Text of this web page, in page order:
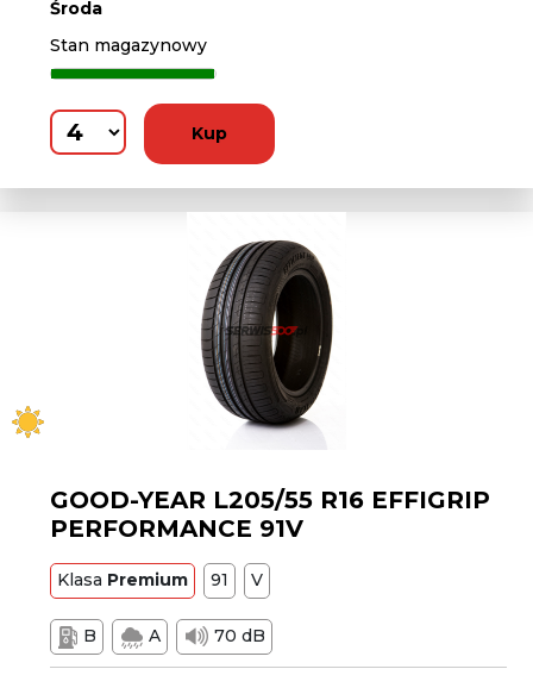
Środa
Stan magazynowy
Kup
GOOD-YEAR L205/55 R16 EFFIGRIP
PERFORMANCE 91V
Klasa Premium 91 V
B A 70 dB